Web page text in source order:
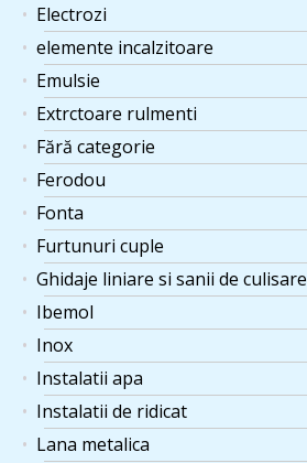
Electrozi
elemente incalzitoare
Emulsie
Extrctoare rulmenti
Fără categorie
Ferodou
Fonta
Furtunuri cuple
Ghidaje liniare si sanii de culisare
Ibemol
Inox
Instalatii apa
Instalatii de ridicat
Lana metalica